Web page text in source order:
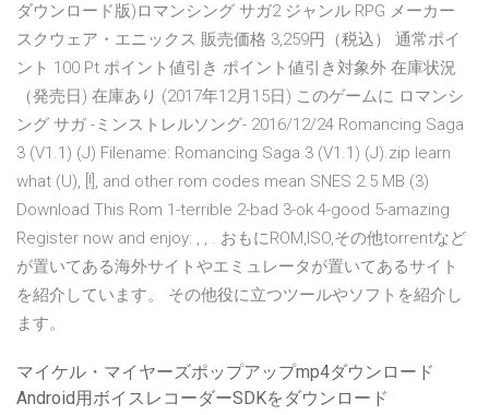
ダウンロード版)ロマンシング サガ2 ジャンル RPG メーカー
スクウェア・エニックス 販売価格 3,259円（税込） 通常ポイ
ント 100 Pt ポイント値引き ポイント値引き対象外 在庫状況
（発売日) 在庫あり (2017年12月15日) このゲームに ロマンシ
ング サガ -ミンストレルソング- 2016/12/24 Romancing Saga
3 (V1.1) (J) Filename: Romancing Saga 3 (V1.1) (J).zip learn
what (U), [!], and other rom codes mean SNES 2.5 MB (3)
Download This Rom 1-terrible 2-bad 3-ok 4-good 5-amazing
Register now and enjoy: , , . おもにROM,ISO,その他torrentなど
が置いてある海外サイトやエミュレータが置いてあるサイト
を紹介しています。 その他役に立つツールやソフトを紹介し
ます。
マイケル・マイヤーズポップアップmp4ダウンロード
Android用ボイスレコーダーSDKをダウンロード